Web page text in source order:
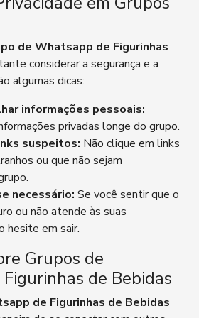
de Whatsapp de Figurinhas
considerar a segurança e a
algumas dicas:
informações pessoais:
privadas longe do grupo.
suspeitos: Não clique em links
ou que não sejam
necessário: Se você sentir que o
ou não atende às suas
hesite em sair.
Grupos de
de Bebidas
de Figurinhas de Bebidas